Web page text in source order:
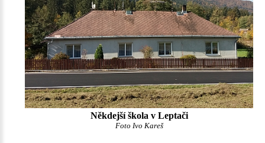
Někdejší škola v Leptači
Foto Ivo Kareš